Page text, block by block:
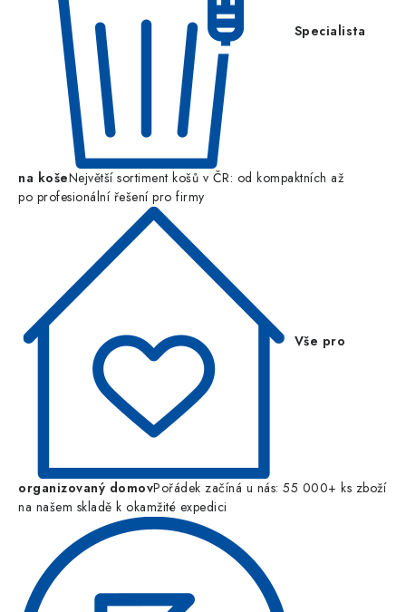
Specialista
na košeNejvětší sortiment košů v ČR: od kompaktních až
po profesionální řešení pro firmy
Vše pro
organizovaný domovPořádek začíná u nás: 55 000+ ks zboží
na našem skladě k okamžité expedici